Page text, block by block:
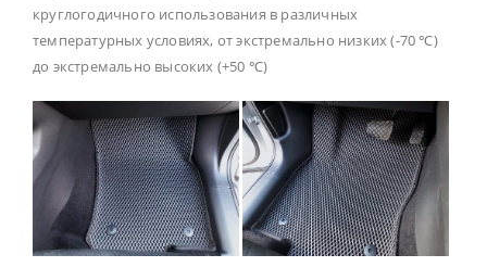
круглогодичного использования в различных
температурных условиях, от экстремально низких (-70 ℃)
до экстремально высоких (+50 ℃)